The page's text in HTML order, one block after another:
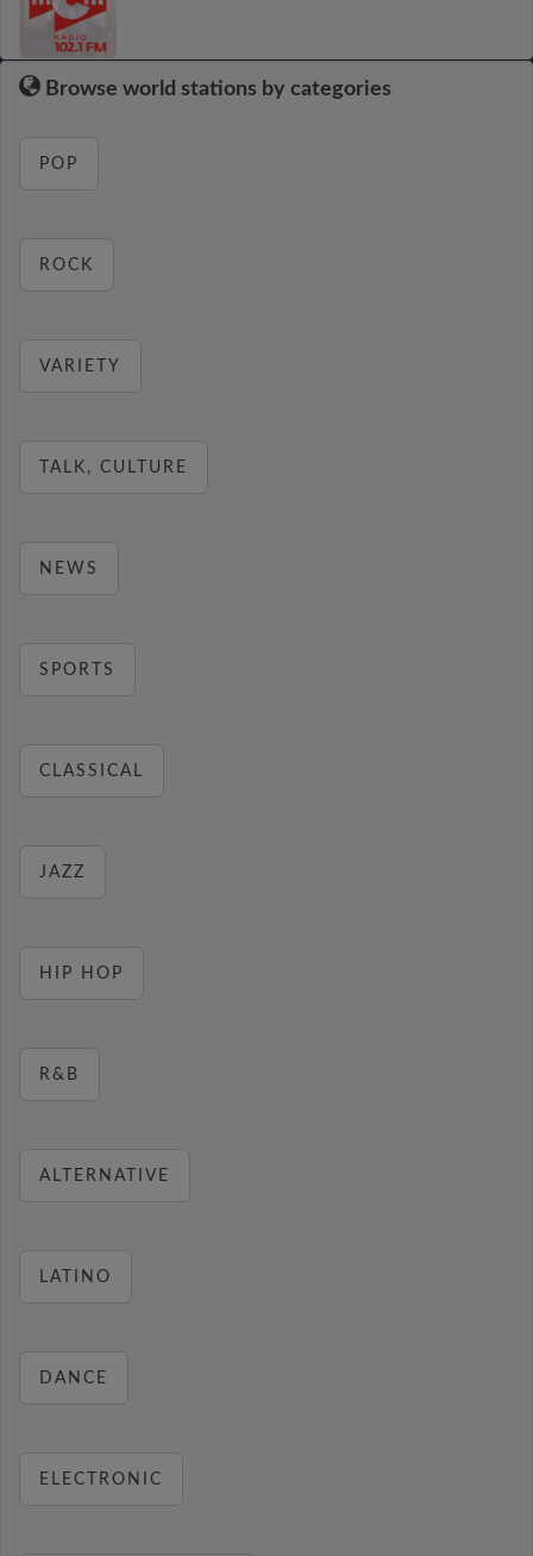
Browse world stations by categories
POP
ROCK
VARIETY
TALK, CULTURE
NEWS
SPORTS
CLASSICAL
JAZZ
HIP HOP
R&B
ALTERNATIVE
LATINO
DANCE
ELECTRONIC